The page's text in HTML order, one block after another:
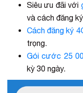
Siêu ưu đãi với
và cách đăng
Cách đăng ký
trọng.
Gói cước 25
kỳ 30 ngày.